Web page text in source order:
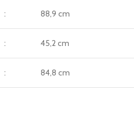
: 88,9 cm
: 45,2 cm
: 84,8 cm